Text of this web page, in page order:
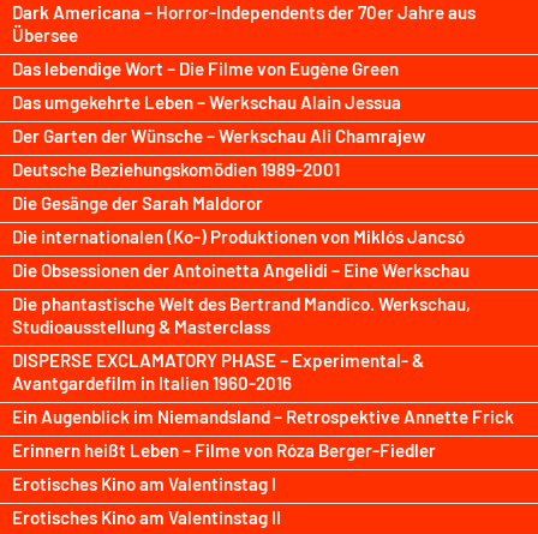
Dark Americana – Horror-Independents der 70er Jahre aus
Übersee
Das lebendige Wort – Die Filme von Eugène Green
Das umgekehrte Leben – Werkschau Alain Jessua
Der Garten der Wünsche – Werkschau Ali Chamrajew
Deutsche Beziehungskomödien 1989-2001
Die Gesänge der Sarah Maldoror
Die internationalen (Ko-) Produktionen von Miklós Jancsó
Die Obsessionen der Antoinetta Angelidi – Eine Werkschau
Die phantastische Welt des Bertrand Mandico. Werkschau,
Studioausstellung & Masterclass
DISPERSE EXCLAMATORY PHASE – Experimental- &
Avantgardefilm in Italien 1960-2016
Ein Augenblick im Niemandsland – Retrospektive Annette Frick
Erinnern heißt Leben – Filme von Róza Berger-Fiedler
Erotisches Kino am Valentinstag I
Erotisches Kino am Valentinstag II